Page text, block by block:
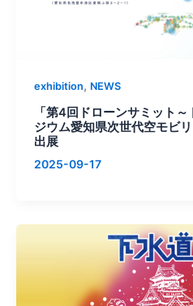
exhibition, NEWS
「第4回ドローンサミット
ジウム愛知県次世代空モビ
出展
2025-09-17